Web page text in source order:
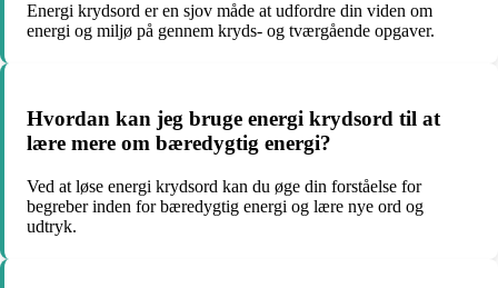
Energi krydsord er en sjov måde at udfordre din viden om
energi og miljø på gennem kryds- og tværgående opgaver.
Hvordan kan jeg bruge energi krydsord til at
lære mere om bæredygtig energi?
Ved at løse energi krydsord kan du øge din forståelse for
begreber inden for bæredygtig energi og lære nye ord og
udtryk.